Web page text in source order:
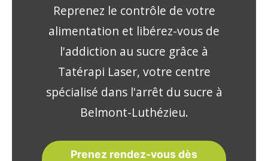
Reprenez le contrôle de votre
alimentation et libérez-vous de
l'addiction au sucre grâce à
Tatérapi Laser, votre centre
spécialisé dans l'arrêt du sucre à
Belmont-Luthézieu.
Prenez rendez-vous dès